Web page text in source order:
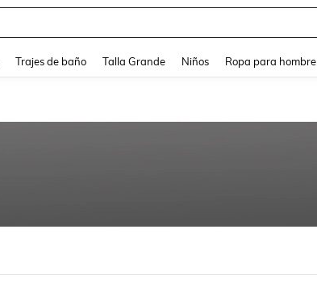
Trajes de baño Talla Grande Niños Ropa para hombre